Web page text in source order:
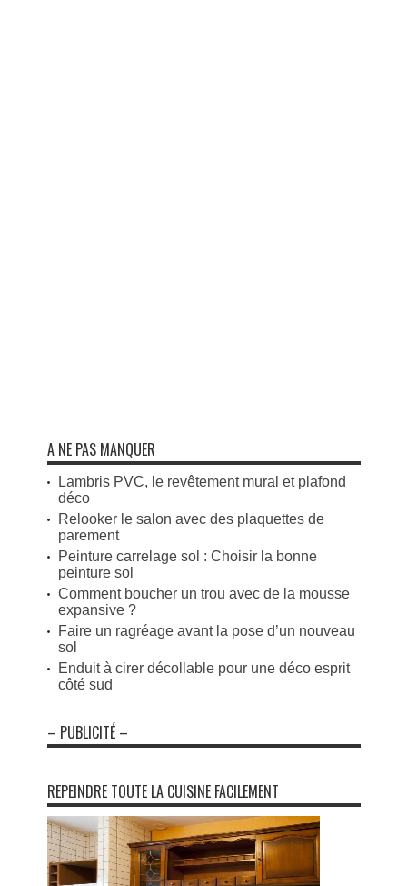
A NE PAS MANQUER
Lambris PVC, le revêtement mural et plafond
déco
Relooker le salon avec des plaquettes de
parement
Peinture carrelage sol : Choisir la bonne
peinture sol
Comment boucher un trou avec de la mousse
expansive ?
Faire un ragréage avant la pose d’un nouveau
sol
Enduit à cirer décollable pour une déco esprit
côté sud
– PUBLICITÉ –
REPEINDRE TOUTE LA CUISINE FACILEMENT